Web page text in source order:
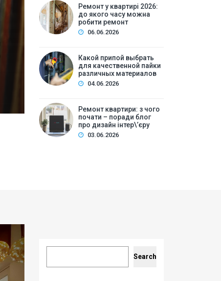
Ремонт у квартирі 2026:
робіт та обладнанняЛегкий косметичний
вечірній часКори…
Ремонт у квартирі 2026:
до якого часу можна
робити ремонт
06.06.2026
Какой припой выбрать
для качественной пайки
различных материалов
04.06.2026
Ремонт квартири: з чого
почати – поради блог
про дизайн інтер\’єру
03.06.2026
Search